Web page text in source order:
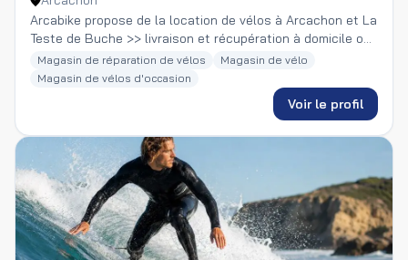
Arcabike propose de la location de vélos à Arcachon et La
Teste de Buche >> livraison et récupération à domicile ou
sur le lieu de vos vacances
Magasin de réparation de vélos
Magasin de vélo
Magasin de vélos d'occasion
Voir le profil